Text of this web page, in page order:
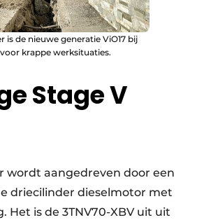
is de nieuwe generatie ViO17 bij
krappe werksituaties.
Stage V
wordt aangedreven door een
driecilinder dieselmotor met
Het is de 3TNV70-XBV uit uit